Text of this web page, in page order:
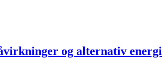
og alternativ energi